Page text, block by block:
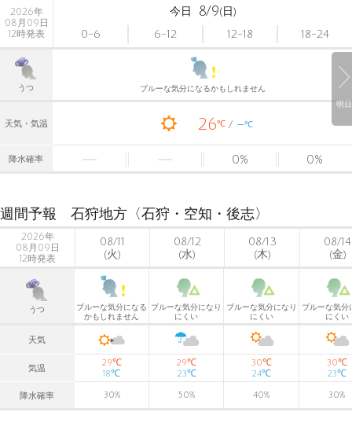
明日
2026年
08月09日
12時発表
今日 8/9(日)
0-6
6-12 12-18 18-24
うつ ブルーな気分になるかもしれません
天気・気温 26℃ -℃
降水確率 0% 0%
週間予報 石狩地方〈石狩・空知・後志〉
2026年
08月09日
12時発表
08/11
(火)
08/12
(水)
08/13
(木)
08/14
(金)
うつ
ブルーな気分になる
かもしれません
ブルーな気分になり
にくい
ブルーな気分になり
にくい
ブルーな気分
にくい
天気
気温
29℃
18℃
29℃
23℃
30℃
24℃
30℃
23℃
降水確率 30% 50% 40% 30%